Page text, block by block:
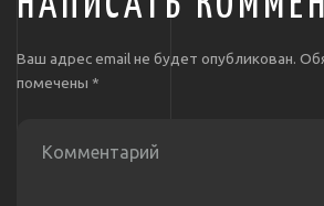
Ваш адрес email не будет опубликован.
помечены *